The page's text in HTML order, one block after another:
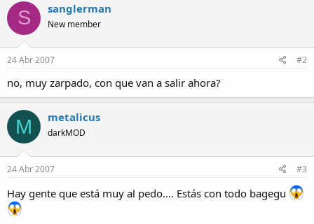
S sanglerman
New member
24 Abr 2007 #2
no, muy zarpado, con que van a salir ahora?
M metalicus
darkMOD
24 Abr 2007 #3
Hay gente que está muy al pedo.... Estás con todo bagegu